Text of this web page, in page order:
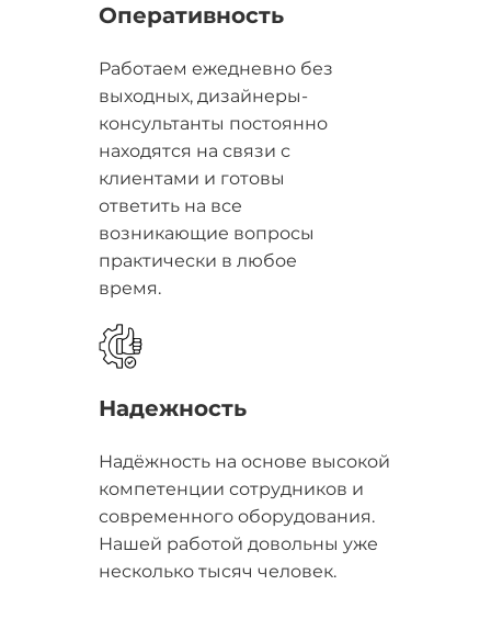
Оперативность
Работаем ежедневно без
выходных, дизайнеры-
консультанты постоянно
находятся на связи с
клиентами и готовы
ответить на все
возникающие вопросы
практически в любое
время.
Надежность
Надёжность на основе высокой
компетенции сотрудников и
современного оборудования.
Нашей работой довольны уже
несколько тысяч человек.